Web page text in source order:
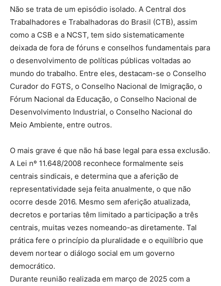
Não se trata de um episódio isolado. A Central dos
Trabalhadores e Trabalhadoras do Brasil (CTB), assim
como a CSB e a NCST, tem sido sistematicamente
deixada de fora de fóruns e conselhos fundamentais para
o desenvolvimento de políticas públicas voltadas ao
mundo do trabalho. Entre eles, destacam-se o Conselho
Curador do FGTS, o Conselho Nacional de Imigração, o
Fórum Nacional da Educação, o Conselho Nacional de
Desenvolvimento Industrial, o Conselho Nacional do
Meio Ambiente, entre outros.
O mais grave é que não há base legal para essa exclusão.
A Lei nº 11.648/2008 reconhece formalmente seis
centrais sindicais, e determina que a aferição de
representatividade seja feita anualmente, o que não
ocorre desde 2016. Mesmo sem aferição atualizada,
decretos e portarias têm limitado a participação a três
centrais, muitas vezes nomeando-as diretamente. Tal
prática fere o princípio da pluralidade e o equilíbrio que
devem nortear o diálogo social em um governo
democrático.
Durante reunião realizada em março de 2025 com a